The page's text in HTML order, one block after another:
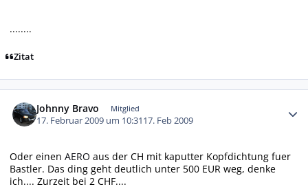
........
Zitat
Johnny Bravo Mitglied
17. Februar 2009 um 10:3117. Feb 2009
Oder einen AERO aus der CH mit kaputter Kopfdichtung fuer
Bastler. Das ding geht deutlich unter 500 EUR weg, denke
ich.... Zurzeit bei 2 CHF....